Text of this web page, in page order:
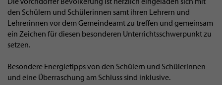
den Schülern und Schülerinnen samt ihren Lehrern und
Lehrerinnen vor dem Gemeindeamt zu treffen und gemeinsam
ein Zeichen für diesen besonderen Unterrichtsschwerpunkt zu
setzen.
Besondere Energietipps von den Schülern und Schülerinnen
und eine Überraschung am Schluss sind inklusive.